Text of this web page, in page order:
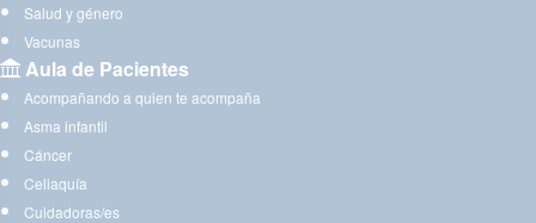
Salud y género
Vacunas
Aula de Pacientes
Acompañando a quien te acompaña
Asma infantil
Cáncer
Celiaquía
Cuidadoras/es